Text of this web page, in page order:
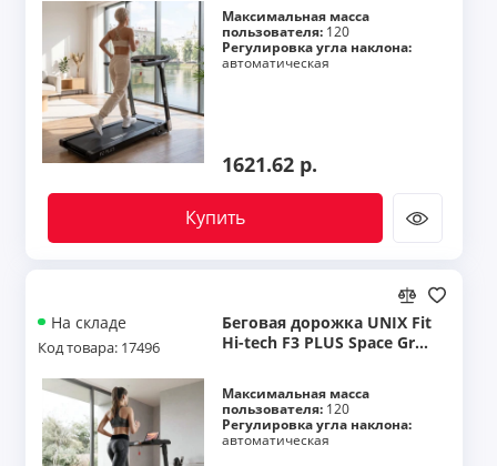
Максимальная масса
пользователя: 120
Регулировка угла наклона:
автоматическая
1621.62 р.
Купить
На складе
Код товара: 17496
Беговая дорожка UNIX Fit
Hi-tech F3 PLUS Space Gre
Максимальная масса
пользователя: 120
Регулировка угла наклона:
автоматическая